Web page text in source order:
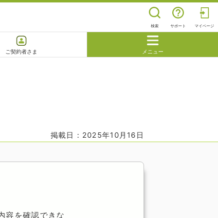
検索 サポート マイページ
ご契約者さま メニュー
掲載日：2025年10月16日
容を確認できな